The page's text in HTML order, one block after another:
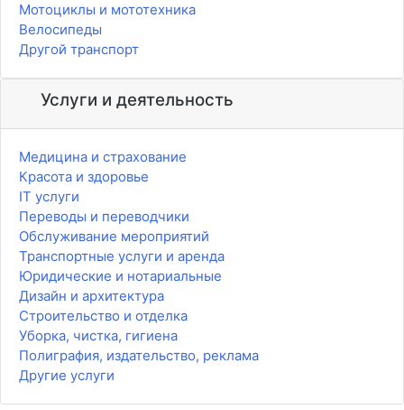
Мотоциклы и мототехника
Велосипеды
Другой транспорт
Услуги и деятельность
Медицина и страхование
Красота и здоровье
IT услуги
Переводы и переводчики
Обслуживание мероприятий
Транспортные услуги и аренда
Юридические и нотариальные
Дизайн и архитектура
Строительство и отделка
Уборка, чистка, гигиена
Полиграфия, издательство, реклама
Другие услуги